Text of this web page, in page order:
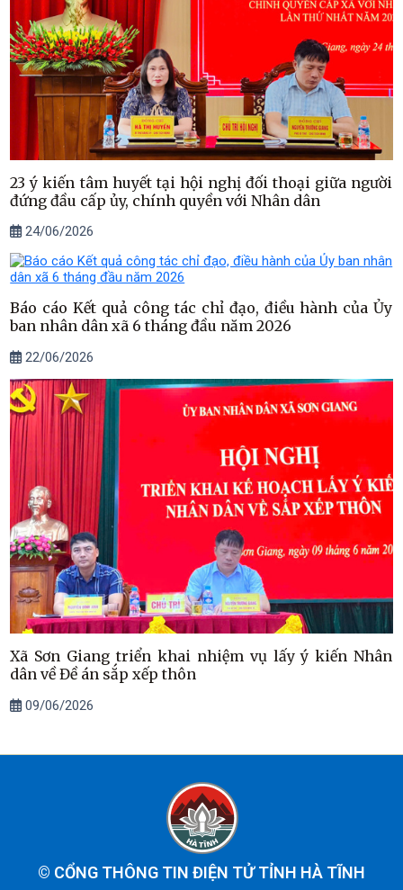
23 ý kiến tâm huyết tại hội nghị đối thoại giữa người
đứng đầu cấp ủy, chính quyền với Nhân dân
24/06/2026
Báo cáo Kết quả công tác chỉ đạo, điều hành của Ủy
ban nhân dân xã 6 tháng đầu năm 2026
22/06/2026
Xã Sơn Giang triển khai nhiệm vụ lấy ý kiến Nhân
dân về Đề án sắp xếp thôn
09/06/2026
© CỔNG THÔNG TIN ĐIỆN TỬ TỈNH HÀ TĨNH